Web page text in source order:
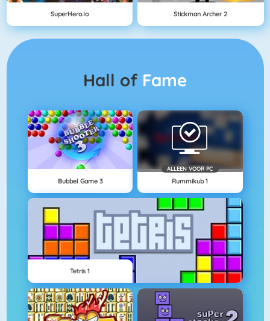
SuperHero.io Stickman Archer 2
Hall of Fame
Bubbel Game 3
ALLEEN VOOR PC
Rummikub 1
Tetris 1